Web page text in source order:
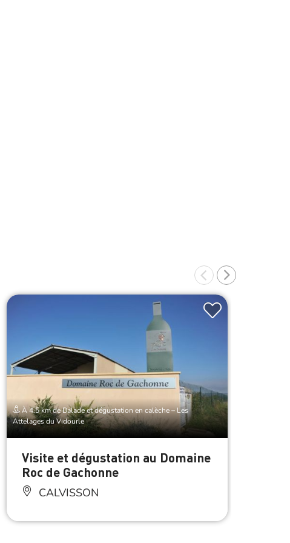
À 4.5 km de Balade et dégustation en calèche – Les
Attelages du Vidourle
Visite et dégustation au Domaine
Roc de Gachonne
CALVISSON